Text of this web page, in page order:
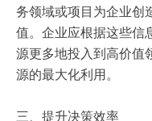
务领域或项目为企业创
值。企业应根据这些信
源更多地投入到高价值
源的最大化利用。
三、提升决策效率